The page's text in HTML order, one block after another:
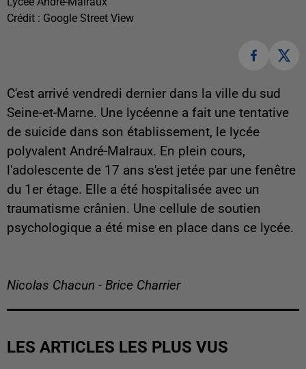
Crédit : Google Street View
C'est arrivé vendredi dernier dans la ville du sud
Seine-et-Marne. Une lycéenne a fait une tentative
de suicide dans son établissement, le lycée
polyvalent André-Malraux. En plein cours,
l'adolescente de 17 ans s'est jetée par une fenêtre
du 1er étage. Elle a été hospitalisée avec un
traumatisme crânien. Une cellule de soutien
psychologique a été mise en place dans ce lycée.
Nicolas Chacun - Brice Charrier
LES ARTICLES LES PLUS VUS